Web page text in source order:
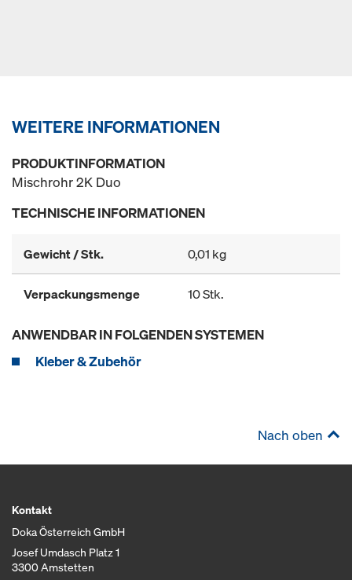
WEITERE INFORMATIONEN
PRODUKTINFORMATION
Mischrohr 2K Duo
TECHNISCHE INFORMATIONEN
Gewicht / Stk. 0,01 kg
Verpackungsmenge 10 Stk.
ANWENDBAR IN FOLGENDEN SYSTEMEN
Kleber & Zubehör
Nach oben
Kontakt
Doka Österreich GmbH
Josef Umdasch Platz 1
3300 Amstetten